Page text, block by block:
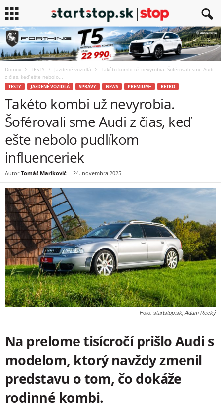
Domov TESTY Jazdené vozidlá
Takéto kombi už nevyrobia. Šoférovali sme Audi
z čias, keď ešte nebolo...
TESTY JAZDENÉ VOZIDLÁ SPRÁVY NEWS PREMIUM+ RETRO
Takéto kombi už nevyrobia.
Šoférovali sme Audi z čias, keď
ešte nebolo pudlíkom
influenceriek
Autor Tomáš Marikovič - 24. novembra 2025
Foto: startstop.sk, Adam Recký
Na prelome tisícročí prišlo Audi s
modelom, ktorý navždy zmenil
predstavu o tom, čo dokáže
rodinné kombi.